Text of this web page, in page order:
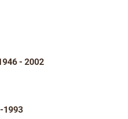
- 2002
1993